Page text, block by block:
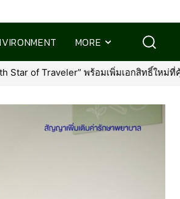
MORE
คุ้มค่ากว่าเดิม•กรุงเทพประกันภัย ร่วมส่ง